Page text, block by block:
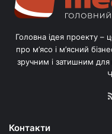
е
Головна ідея проекту –
про м’ясо і м’ясний
зручним і затишним для
Контакти